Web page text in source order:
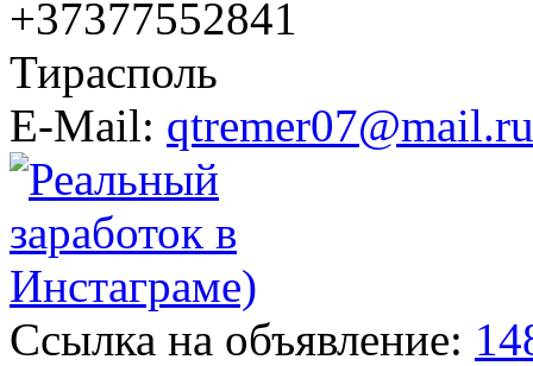
+37377552841
Тирасполь
E-Mail: qtremer07@mail.ru
Ссылка на объявление: